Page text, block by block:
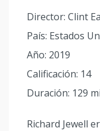
Director: Clint
País: Estados
Año: 2019
Calificación: 14
Duración: 129
Richard Jewell